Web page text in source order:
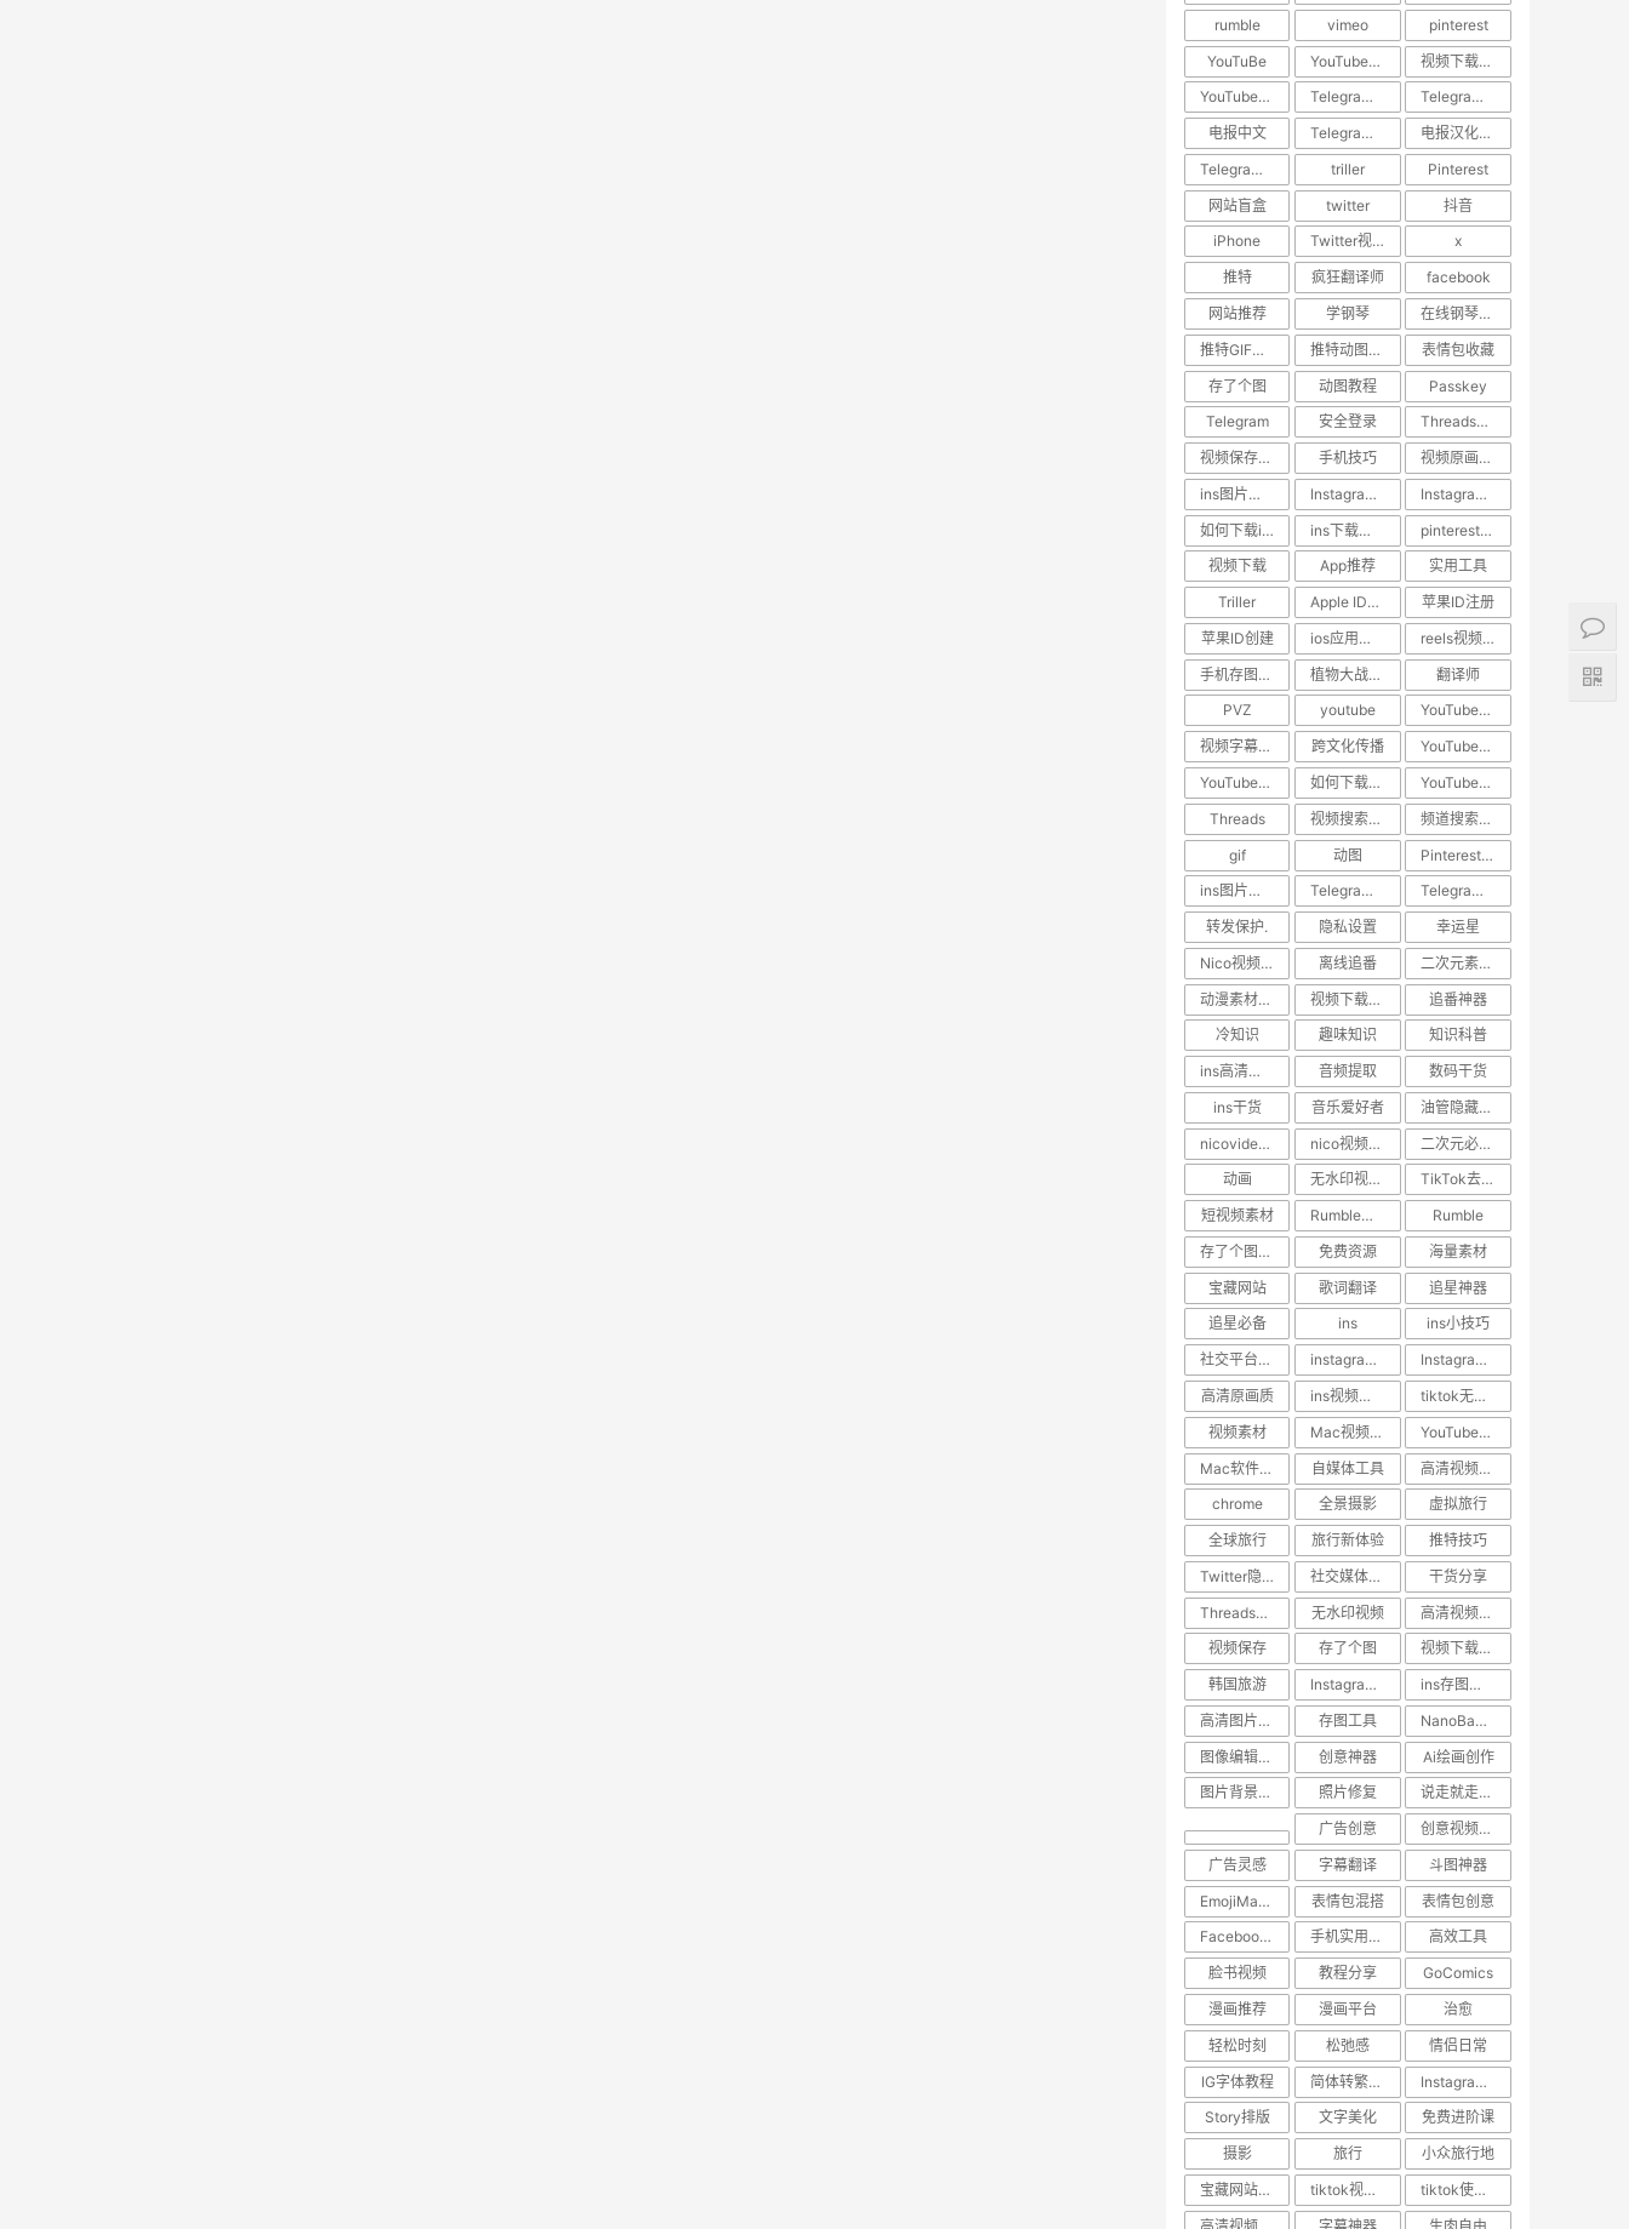
rumble
vimeo
pinterest
YouTuBe
YouTube视频下载
视频下载教程
YouTube视频搬运
​Telegram汉化
Telegram中文设置
电报中文
Telegram使用技巧
电报汉化方法
Telegram教程
triller
Pinterest
网站盲盒
twitter
抖音
iPhone
Twitter视频去水印
x
推特
疯狂翻译师
facebook
网站推荐
学钢琴
在线钢琴学习网站
推特GIF存图
推特动图保存
表情包收藏
存了个图
动图教程
Passkey
Telegram
安全登录
Threads教程
视频保存技巧
手机技巧
视频原画质下载
ins图片下载
Instagram图片保存
Instagram内容下载
如何下载ins照片
ins下载助手
pinterest视频下载
视频下载
App推荐
实用工具
Triller
Apple ID教程
苹果ID注册
苹果ID创建
ios应用下载
reels视频下载教程
手机存图神器
植物大战僵尸
翻译师
PVZ
youtube
YouTube技巧
视频字幕翻译
跨文化传播
YouTube下载
YouTube视频下载
如何下载YouTube视频
YouTube教程
Threads
视频搜索方法
频道搜索方法
gif
动图
Pinterest动图保存
ins图片保存.日常美图
Telegram隐私保护
Telegram技巧
转发保护.
隐私设置
幸运星
Nico视频下载
离线追番
二次元素材下载
动漫素材保存
视频下载工具
追番神器
冷知识
趣味知识
知识科普
ins高清视频下载
音频提取
数码干货
ins干货
音乐爱好者
油管隐藏技巧
nicovideo视频下载
nico视频如何保存到手机
二次元必备工具
动画
无水印视频下载
TikTok去水印
短视频素材
Rumble视频下载
Rumble
存了个图App
免费资源
海量素材
宝藏网站
歌词翻译
追星神器
追星必备
ins
ins小技巧
社交平台教程
instagram点赞记录找回
Instagram视频下载
高清原画质
ins视频压缩原因
tiktok无水印视频下载
视频素材
Mac视频下载工具
YouTube高清下载
Mac软件推荐
自媒体工具
高清视频下载神器
chrome
全景摄影
虚拟旅行
全球旅行
旅行新体验
推特技巧
Twitter隐藏功能
社交媒体小技巧
干货分享
Threads视频下载
无水印视频
高清视频下载
视频保存
存了个图
视频下载神器
韩国旅游
Instagram高清下载
ins存图技巧
高清图片保存
存图工具
NanoBanana
图像编辑工具
创意神器
Ai绘画创作
图片背景转换
照片修复
说走就走的旅行
广告创意
创意视频下载
广告灵感
字幕翻译
斗图神器
EmojiMashup
表情包混搭
表情包创意
Facebook视频保存
手机实用技巧
高效工具
脸书视频
教程分享
GoComics
漫画推荐
漫画平台
治愈
轻松时刻
松弛感
情侣日常
IG字体教程
简体转繁体技巧
Instagram使用技巧
Story排版
文字美化
免费进阶课
摄影
旅行
小众旅行地
宝藏网站推荐
tiktok视频下载
tiktok使用技巧